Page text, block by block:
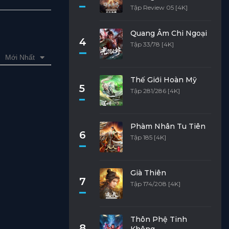
Mới Nhất
Tập Review 05 [4K]
4
Quang Âm Chi Ngoại
Tập 33/78 [4K]
5
Thế Giới Hoàn Mỹ
Tập 281/286 [4K]
6
Phàm Nhân Tu Tiên
Tập 185 [4K]
7
Già Thiên
Tập 174/208 [4K]
Thôn Phệ Tinh